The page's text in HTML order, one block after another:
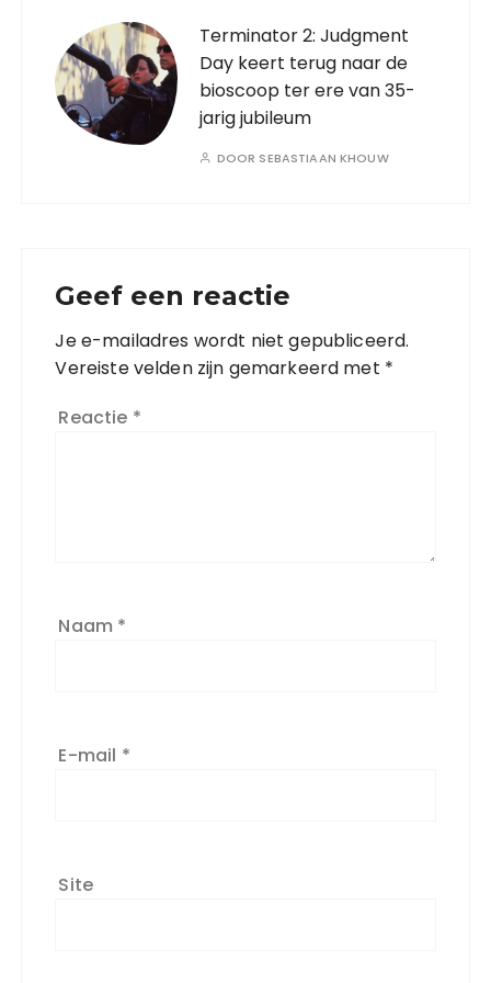
Terminator 2: Judgment
Day keert terug naar de
bioscoop ter ere van 35-
jarig jubileum
DOOR SEBASTIAAN KHOUW
Geef een reactie
Je e-mailadres wordt niet gepubliceerd.
Vereiste velden zijn gemarkeerd met *
Reactie *
Naam *
E-mail *
Site